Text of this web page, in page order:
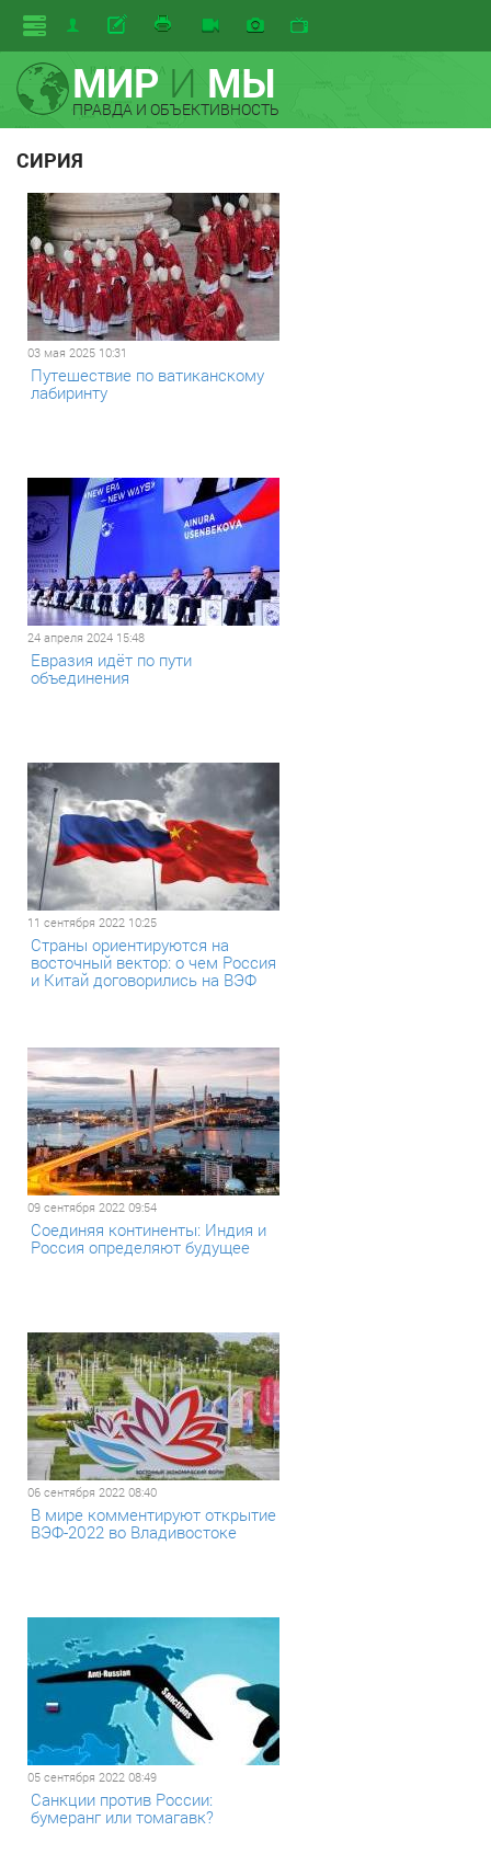
МИРИ МЫ
ПРАВДА И ОБЪЕКТИВНОСТЬ
СИРИЯ
03 мая 2025 10:31
Путешествие по ватиканскому
лабиринту
24 апреля 2024 15:48
Евразия идёт по пути
объединения
11 сентября 2022 10:25
Страны ориентируются на
восточный вектор: о чем Россия
и Китай договорились на ВЭФ
09 сентября 2022 09:54
Соединяя континенты: Индия и
Россия определяют будущее
06 сентября 2022 08:40
В мире комментируют открытие
ВЭФ-2022 во Владивостоке
05 сентября 2022 08:49
Санкции против России:
бумеранг или томагавк?